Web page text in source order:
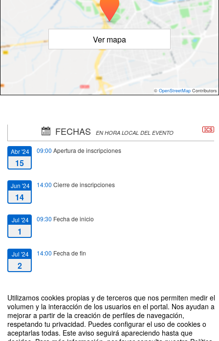
Utilizamos cookies propias y de terceros que nos permiten medir el
volumen y la interacción de los usuarios en el portal. Nos ayudan a
mejorar a partir de la creación de perfiles de navegación,
respetando tu privacidad. Puedes configurar el uso de cookies o
aceptarlas todas. Este aviso seguirá apareciendo hasta que
Ver mapa
© OpenStreetMap Contributors
FECHAS EN HORA LOCAL DEL EVENTO
Abr '24
15
09:00 Apertura de inscripciones
Jun '24
14
14:00 Cierre de inscripciones
Jul '24
1
09:30 Fecha de inicio
Jul '24
2
14:00 Fecha de fin
CV-12 CONOCIENDO EL BACKSTAGE DE LAS INSTITUCIONES:
PRESIDENCIAS, ALCALDÍAS Y CENTROS DE GOBIERNO EN ESPAÑA.